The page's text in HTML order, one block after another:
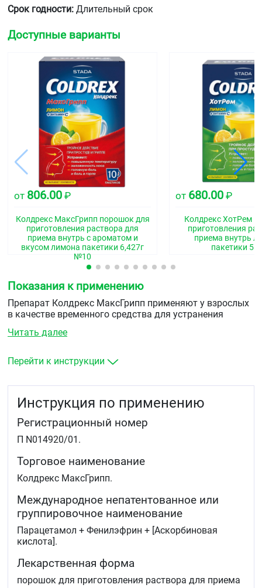
Срок годности: Длительный срок
Доступные варианты
от 806.00 ₽
Колдрекс МаксГрипп порошок для
приготовления раствора для
приема внутрь с ароматом и
вкусом лимона пакетики 6,427г
№10
от 680.00 ₽
Колдрекс ХотРем
приготовления
приема внутрь
пакетики
Показания к применению
Препарат Колдрекс МаксГрипп применяют у взрослых
в качестве временного средства для устранения
головную боль
боли в горле.
Читать далее
Перейти к инструкции
Инструкция по применению
Регистрационный номер
П N014920/01.
Торговое наименование
Колдрекс МаксГрипп.
Международное непатентованное или
группировочное наименование
Парацетамол + Фенилэфрин + [Аскорбиновая
кислота].
Лекарственная форма
порошок для приготовления раствора для приема